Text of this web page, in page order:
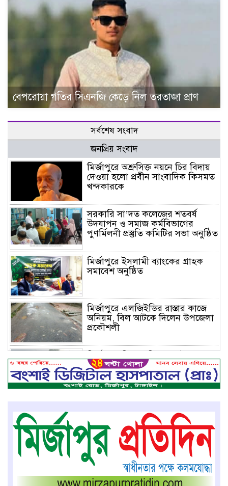
বেপরোয়া গতির সিএনজি কেড়ে নিল তরতাজা প্রাণ
সর্বশেষ সংবাদ
জনপ্রিয় সংবাদ
মির্জাপুরে অশ্রুসিক্ত নয়নে চির বিদায়
দেওয়া হলো প্রবীন সাংবাদিক কিসমত
খন্দকারকে
সরকারি সা’দত কলেজের শতবর্ষ
উদযাপন ও সমাজ কর্মবিভাগের
পুণর্মিলনী প্রস্তুতি কমিটির সভা অনুষ্ঠিত
মির্জাপুরে ইসলামী ব্যাংকের গ্রাহক
সমাবেশ অনুষ্ঠিত
মির্জাপুরে এলজিইডির রাস্তার কাজে
অনিয়ম, বিল আটকে দিলেন উপজেলা
প্রকৌশলী
দুয়ারি জাল ধ্বংস
মির্জাপুরে বহুরিয়া সরকারি প্রাথমিক
বিদ্যালয়ের ম্যানেজিং কমিটি গঠন